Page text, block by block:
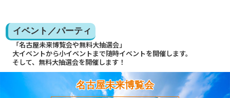
イベント／パーティ
「名古屋未来博覧会や無料大抽選会」
大イベントから小イベントまで随時イベントを開催します。
そして、無料大抽選会を開催します！
名古屋未来博覧会